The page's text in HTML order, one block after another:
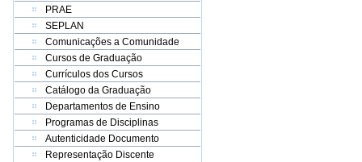
PRAE
SEPLAN
Comunicações a Comunidade
Cursos de Graduação
Currículos dos Cursos
Catálogo da Graduação
Departamentos de Ensino
Programas de Disciplinas
Autenticidade Documento
Representação Discente